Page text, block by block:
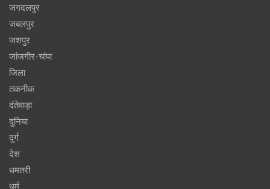
जगदलपुर
जबलपुर
जशपुर
जांजगीर-चांपा
जिला
तकनीक
दंतेवाड़ा
दुनिया
दुर्ग
देश
धमतरी
धर्म